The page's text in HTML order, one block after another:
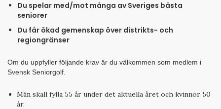
Du spelar med/mot många av Sveriges bästa
seniorer
Du får ökad gemenskap över distrikts- och
regiongränser
Om du uppfyller följande krav är du välkommen som medlem i
Svensk Seniorgolf.
Män skall fylla 55 år under det aktuella året och kvinnor 50
år.